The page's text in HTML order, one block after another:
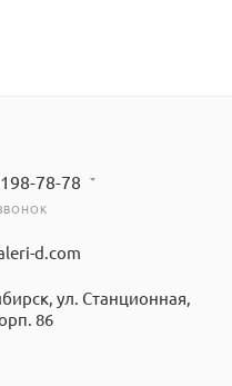
78-78
d.com
ул. Станционная,
86